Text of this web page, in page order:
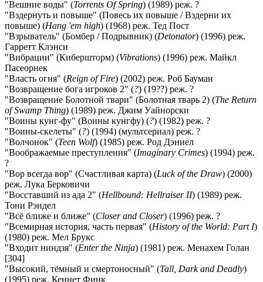
"Вешние воды" (Torrents Of Spring) (1989) реж. ?
"Вздернуть и повыше" (Повесь их повыше / Вздерни их
повыше) (Hang 'em high) (1968) реж. Тед Пост
"Взрыватель" (Бомбер / Подрывник) (Detonator) (1996) реж.
Гарретт Клэнси
"Вибрации" (Кибершторм) (Vibrations) (1996) реж. Майкл
Пасеорнек
"Власть огня" (Reign of Fire) (2002) реж. Роб Бауман
"Возвращение бога игроков 2" (?) (19??) реж. ?
"Возвращение Болотной твари" (Болотная тварь 2) (The Return
of Swamp Thing) (1989) реж. Джим Уайнорски
"Воины кунг-фу" (Воины кунгфу) (?) (1982) реж. ?
"Воины-скелеты" (?) (1994) (мультсериал) реж. ?
"Волчонок" (Teen Wolf) (1985) реж. Род Дэниел
"Воображаемые преступления" (Imaginary Crimes) (1994) реж.
?
"Вор всегда вор" (Счастливая карта) (Luck of the Draw) (2000)
реж. Лука Берковичи
"Восставший из ада 2" (Hellbound: Hellraiser II) (1989) реж.
Тони Рэндел
"Всё ближе и ближе" (Closer and Closer) (1996) реж. ?
"Всемирная история, часть первая" (History of the World: Part I)
(1980) реж. Мел Брукс
"Входит ниндзя" (Enter the Ninja) (1981) реж. Менахем Голан
[304]
"Высокий, тёмный и смертоносный" (Tall, Dark and Deadly)
(1995) реж. Кеннет Финк